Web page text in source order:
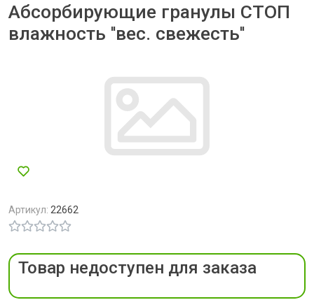
Абсорбирующие гранулы СТОП
влажность ''вес. свежесть''
Артикул: 22662
Товар недоступен для заказа